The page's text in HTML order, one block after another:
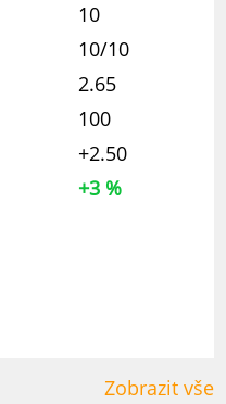
10
10/10
2.65
100
+2.50
+3 %
Zobrazit vše